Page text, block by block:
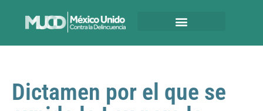
Dictamen por el que se